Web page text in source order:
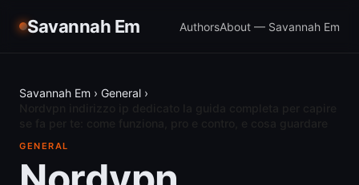
Savannah Em AuthorsAbout — Savannah Em
Savannah Em › General ›
GENERAL